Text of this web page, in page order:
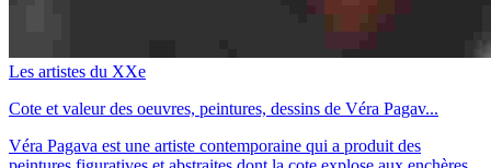
Les artistes du XXe
Cote et valeur des oeuvres, peintures, dessins de Véra Pagav...
Véra Pagava est une artiste contemporaine qui a produit des